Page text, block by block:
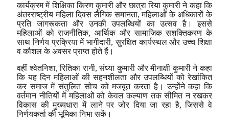
कार्यक्रम में शिक्षिका किरण कुमारी और छात्रा रिया कुमारी ने कहा कि
अंतरराष्ट्रीय महिला दिवस लैंगिक समानता, महिलाओं के अधिकारों के
प्रति जागरूकता और उनकी उपलब्धियों का उत्सव है। इससे
महिलाओं को राजनीतिक, आर्थिक और सामाजिक सशक्तिकरण के
साथ निर्णय प्रक्रिया में भागीदारी, सुरक्षित कार्यस्थल और उच्च शिक्षा
व कौशल के अवसर प्राप्त होते हैं।
वहीं श्वेतनिशा, रितिका रानी, संध्या कुमारी और मीनाक्षी कुमारी ने कहा
कि यह दिन महिलाओं की सहनशीलता और उपलब्धियों को रेखांकित
कर समाज में संतुलित सोच को मजबूत करता है। उन्होंने कहा कि
वर्तमान नीतियों में महिलाओं को केवल कल्याण तक सीमित न रखकर
विकास की मुख्यधारा में लाने पर जोर दिया जा रहा है, जिससे वे
निर्णयकर्ता की भूमिका निभा सकें।